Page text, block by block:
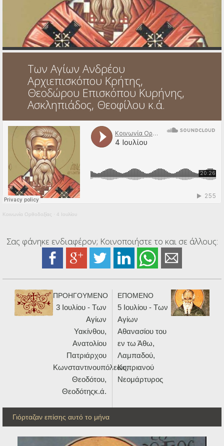
Των Αγίων Ανδρέου
Αρχιεπισκόπου Κρήτης,
Θεοδώρου Επισκόπου Κυρήνης,
Ασκληπιάδος, Θεοφίλου κ.ά.
Κοινωνία Ορθοδοξίας · 4 Ιουλίου
Σας φάνηκε ενδιαφέρον; Κοινοποιήστε το και σε άλλους:
ΠΡΟΗΓΟΥΜΕΝΟ
3 Ιουλίου - Των
Αγίων
Υακίνθου,
Ανατολίου
Πατριάρχου
Κωνσταντινουπόλεως,
Θεοδότου,
Θεοδότηςκ.ά.
ΕΠΟΜΕΝΟ
5 Ιουλίου - Των
Αγίων
Αθανασίου του
εν τω Άθω,
Λαμπαδού,
Κυπριανού
Νεομάρτυρος
Γιόρταζαν επίσης αυτό το μήνα